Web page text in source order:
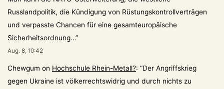
Russlandpolitik, die Kündigung von Rüstungskontrollverträgen
und verpasste Chancen für eine gesamteuropäische
Sicherheitsordnung…”
Aug. 8, 10:42
Chewgum on Hochschule Rhein-Metall?: “Der Angriffskrieg
gegen Ukraine ist völkerrechtswidrig und durch nichts zu